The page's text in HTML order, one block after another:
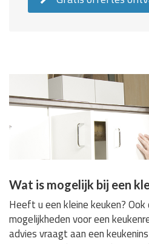
Wat is mogelijk bij een
Heeft u een kleine keuken?
mogelijkheden voor een
advies vraagt aan een